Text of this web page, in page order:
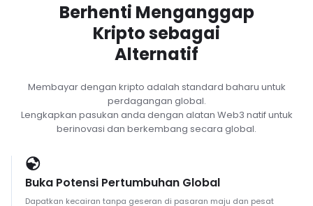
Berhenti Menganggap
Kripto sebagai
Alternatif
Membayar dengan kripto adalah standard baharu untuk
perdagangan global.
Lengkapkan pasukan anda dengan alatan Web3 natif untuk
berinovasi dan berkembang secara global.
Buka Potensi Pertumbuhan Global
Dapatkan kecairan tanpa geseran di pasaran maju dan pesat